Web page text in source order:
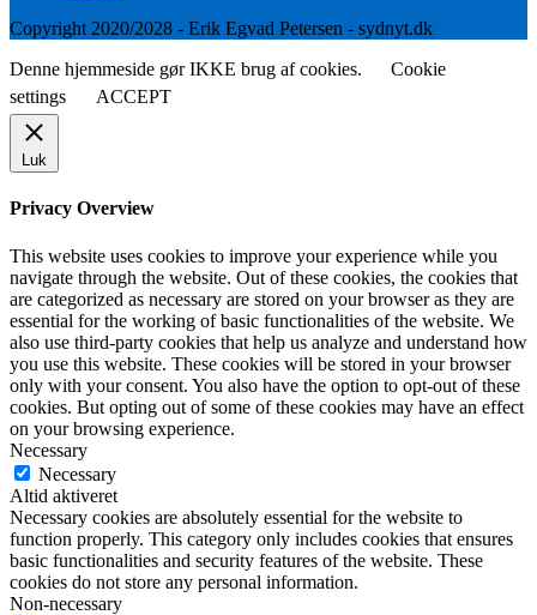
Copyright 2020/2028 - Erik Egvad Petersen - sydnyt.dk
Denne hjemmeside gør IKKE brug af cookies.
Cookie
settings
ACCEPT
Luk
Privacy Overview
This website uses cookies to improve your experience while you
navigate through the website. Out of these cookies, the cookies that
are categorized as necessary are stored on your browser as they are
essential for the working of basic functionalities of the website. We
also use third-party cookies that help us analyze and understand how
you use this website. These cookies will be stored in your browser
only with your consent. You also have the option to opt-out of these
cookies. But opting out of some of these cookies may have an effect
on your browsing experience.
Necessary
Necessary
Altid aktiveret
Necessary cookies are absolutely essential for the website to
function properly. This category only includes cookies that ensures
basic functionalities and security features of the website. These
cookies do not store any personal information.
Non-necessary